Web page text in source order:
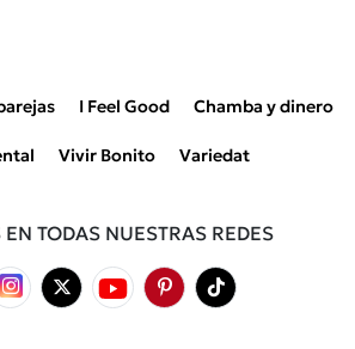
I Feel Good Chamba y dinero
Vivir Bonito Variedat
TODAS NUESTRAS REDES